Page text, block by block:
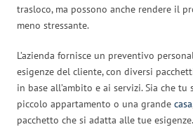
trasloco, ma possono anche rendere il
meno stressante.
L’azienda fornisce un preventivo
esigenze del cliente, con diversi
in base all’ambito e ai servizi. Sia che
piccolo appartamento o una grande casa
pacchetto che si adatta alle tue esigenze.